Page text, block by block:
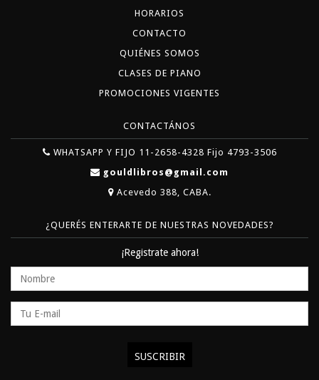
HORARIOS
CONTACTO
QUIÉNES SOMOS
CLASES DE PIANO
PROMOCIONES VIGENTES
CONTACTÁNOS
WHATSAPP Y FIJO 11-2658-4328 Fijo 4793-3506
gouldlibros@gmail.com
Acevedo 388, CABA.
¿QUERÉS ENTERARTE DE NUESTRAS NOVEDADES?
¡Registrate ahora!